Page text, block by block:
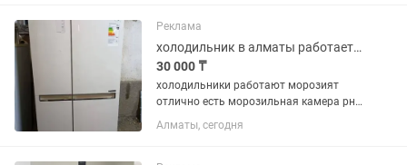
посторонних запахов. В хорошем
состоянии. Самовывоз.
Реклама
холодильник в алматы работает рн калкаман
30 000 ₸
холодильники работают морозият
отлично есть морозильная камера рн
калкаман 30000 и выше
Алматы, сегодня